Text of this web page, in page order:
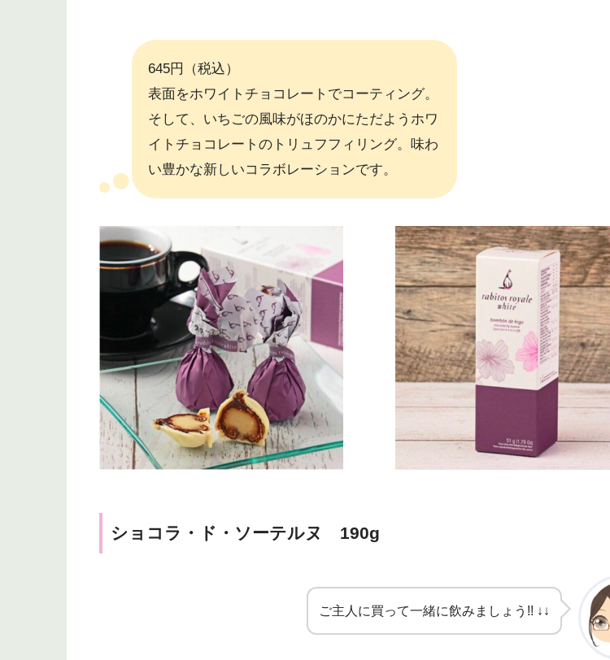
645円（税込）
表面をホワイトチョコレートでコーティング。
そして、いちごの風味がほのかにただようホワ
イトチョコレートのトリュフフィリング。味わ
い豊かな新しいコラボレーションです。
ショコラ・ド・ソーテルヌ 190g
ご主人に買って一緒に飲みましょう!! ↓↓